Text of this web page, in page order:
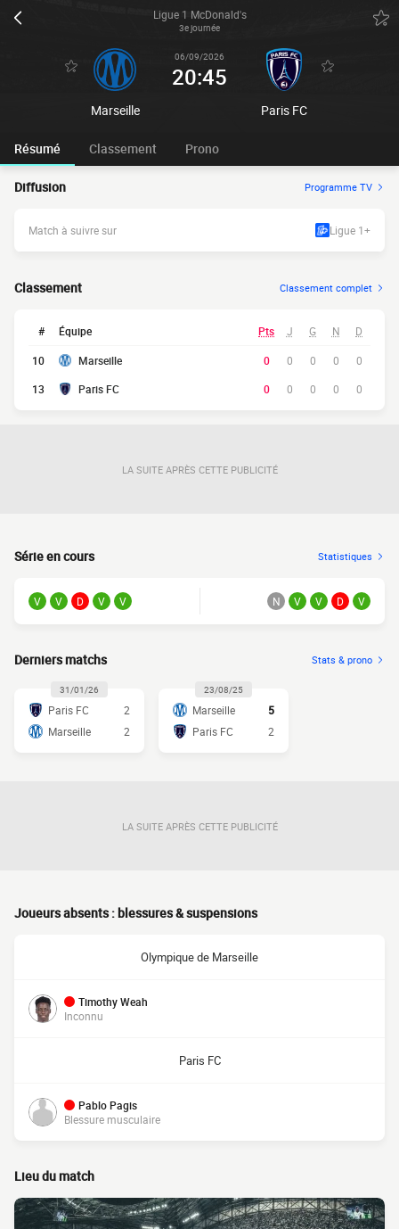
Ligue 1 McDonald's
3e journée
Marseille
06/09/2026
20:45
Paris FC
Résumé Classement Prono
Diffusion Programme TV
Match à suivre sur Ligue 1+
Classement Classement complet
# Équipe Pts J G N D
10 Marseille 0 0 0 0
0
13
Paris FC 0 0 0 0 0
LA SUITE APRÈS CETTE PUBLICITÉ
Série en cours Statistiques
V V D V V N V V D V
Derniers matchs Stats & prono
31/01/26
Paris FC
2
Marseille
2
23/08/25
Marseille
5
Paris FC
2
LA SUITE APRÈS CETTE PUBLICITÉ
Joueurs absents : blessures & suspensions
Olympique de Marseille
Timothy Weah
Inconnu
Paris FC
Pablo Pagis
Blessure musculaire
Lieu du match